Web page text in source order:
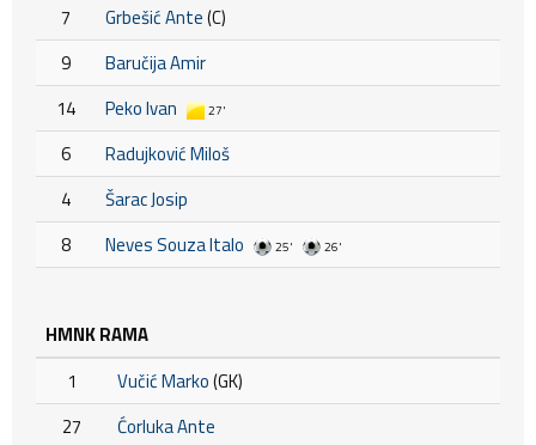
7
Grbešić Ante(C)
9
Baručija Amir
14
Peko Ivan 27'
6
Radujković Miloš
4
Šarac Josip
8
Neves Souza Italo 25' 26'
HMNK RAMA
1
Vučić Marko(GK)
27
Ćorluka Ante